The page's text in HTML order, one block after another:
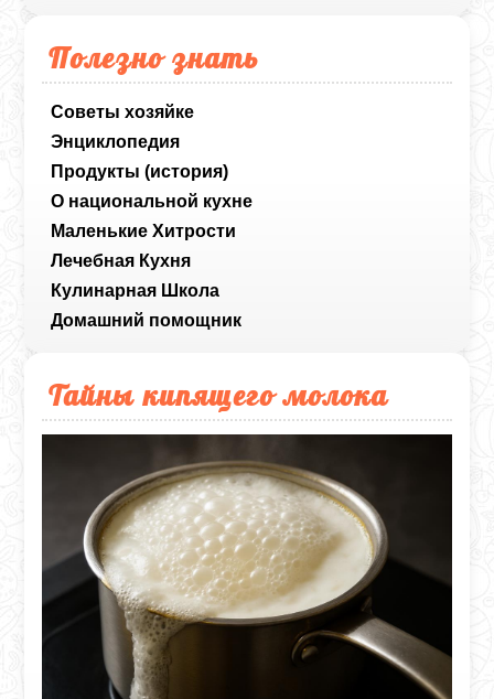
Полезно знать
Советы хозяйке
Энциклопедия
Продукты (история)
О национальной кухне
Маленькие Хитрости
Лечебная Кухня
Кулинарная Школа
Домашний помощник
Тайны кипящего молока